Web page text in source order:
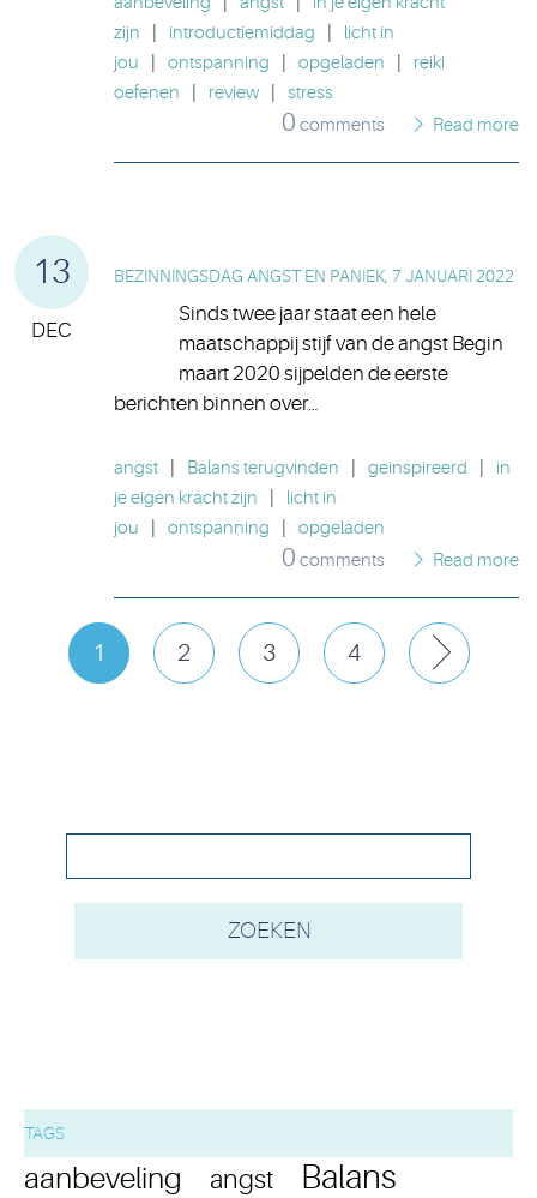
zijn
introductiemiddag
licht in
jou
ontspanning opgeladen
reiki
oefenen
review stress
0 comments Read more
13
DEC
BEZINNINGSDAG ANGST EN PANIEK, 7 JANUARI 2022
Sinds twee jaar staat een hele
maatschappij stijf van de angst Begin
maart 2020 sijpelden de eerste
berichten binnen over…
angst Balans terugvinden geinspireerd
in
je eigen kracht zijn
licht in
jou
ontspanning opgeladen
0 comments Read more
1 2 3 4 Next
TAGS
aanbeveling angst
Balans